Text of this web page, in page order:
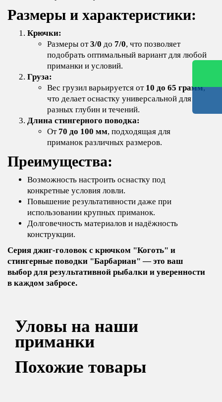
Размеры и характеристики:
Крючки:
Размеры от3/0 до 7/0, что позволяет
подобрать оптимальный вариант для любой
приманки и условий.
Груза:
Вес грузил варьируется от 10 до 65 грамм,
что делает оснастку универсальной для
разных глубин и течений.
Длина стингерного поводка:
От 70 до 100 мм, подходящая для
приманок различных размеров.
Преимущества:
Возможность настроить оснастку под
конкретные условия ловли.
Повышение результативности даже при
использовании крупных приманок.
Долговечность материалов и надёжность
конструкции.
Серия джиг-головок с крючком "Коготь" и
стингерные поводки "Барбариан" — это ваш
выбор для результативной рыбалки и уверенности
в каждом забросе.
Уловы на наши
приманки
Похожие товары